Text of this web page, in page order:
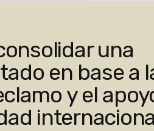
una
en base a
y el